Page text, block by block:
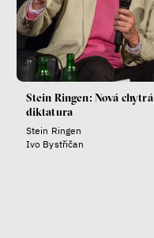
Stein Ringen: Nová chytrá
diktatura
Stein Ringen
Ivo Bystřičan